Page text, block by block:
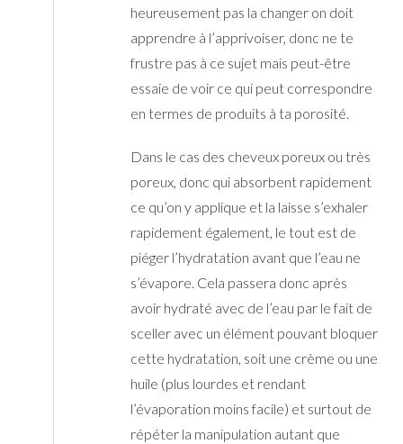
heureusement pas la changer on doit
apprendre à l’apprivoiser, donc ne te
frustre pas à ce sujet mais peut-être
essaie de voir ce qui peut correspondre
en termes de produits à ta porosité.
Dans le cas des cheveux poreux ou très
poreux, donc qui absorbent rapidement
ce qu’on y applique et la laisse s’exhaler
rapidement également, le tout est de
piéger l’hydratation avant que l’eau ne
s’évapore. Cela passera donc après
avoir hydraté avec de l’eau par le fait de
sceller avec un élément pouvant bloquer
cette hydratation, soit une crème ou une
huile (plus lourdes et rendant
l’évaporation moins facile) et surtout de
répéter la manipulation autant que